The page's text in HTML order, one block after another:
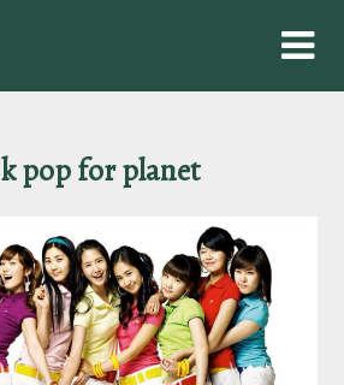
k pop for planet